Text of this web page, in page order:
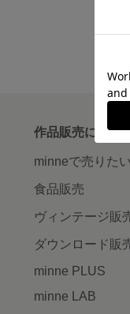
作品販売につい
minneで売りたい
食品販売
ヴィンテージ販
ダウンロード販
minne PLUS
minne LAB